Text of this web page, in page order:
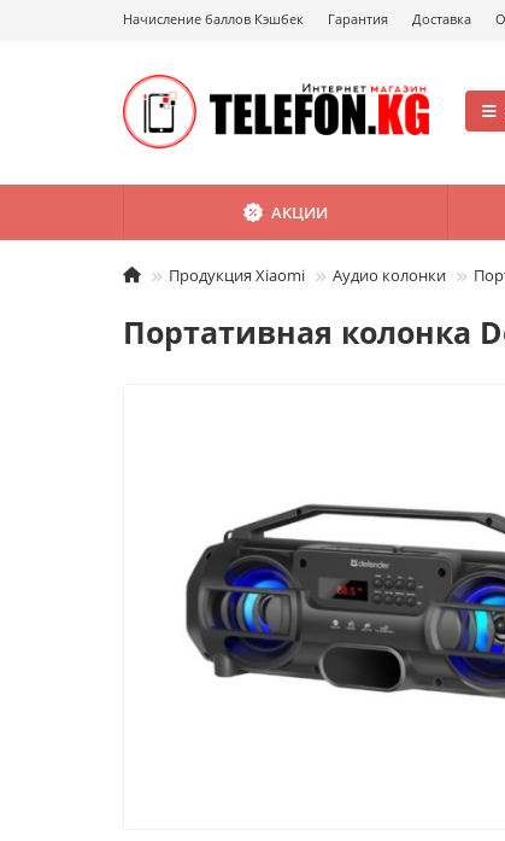
Начисление баллов Кэшбек Гарантия Доставка
АКЦИИ
Продукция Xiaomi Аудио колонки
Портативная колонка